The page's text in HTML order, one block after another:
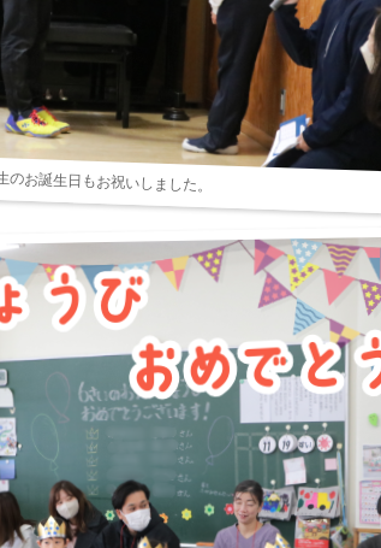
のお誕生日もお祝いしました。